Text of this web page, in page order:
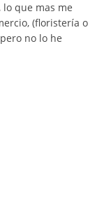
que mas me
(floristería o
no lo he